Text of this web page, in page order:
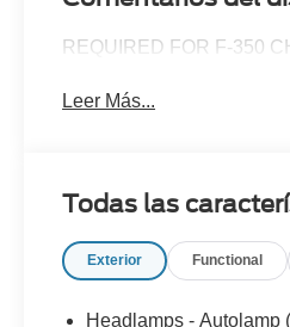
REQUIRED FOR F-350
Leer Más...
Todas las
Exterior Functional
Headlamps - Autolamp